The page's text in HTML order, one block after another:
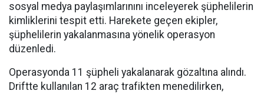
sosyal medya paylaşımlarınını inceleyerek şüphelilerin
kimliklerini tespit etti. Harekete geçen ekipler,
şüphelilerin yakalanmasına yönelik operasyon
düzenledi.
Operasyonda 11 şüpheli yakalanarak gözaltına alındı.
Driftte kullanılan 12 araç trafikten menedilirken,